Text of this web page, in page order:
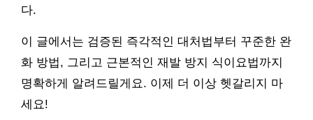
다.
이 글에서는 검증된 즉각적인 대처법부터 꾸준한 완
화 방법, 그리고 근본적인 재발 방지 식이요법까지
명확하게 알려드릴게요. 이제 더 이상 헷갈리지 마
세요!